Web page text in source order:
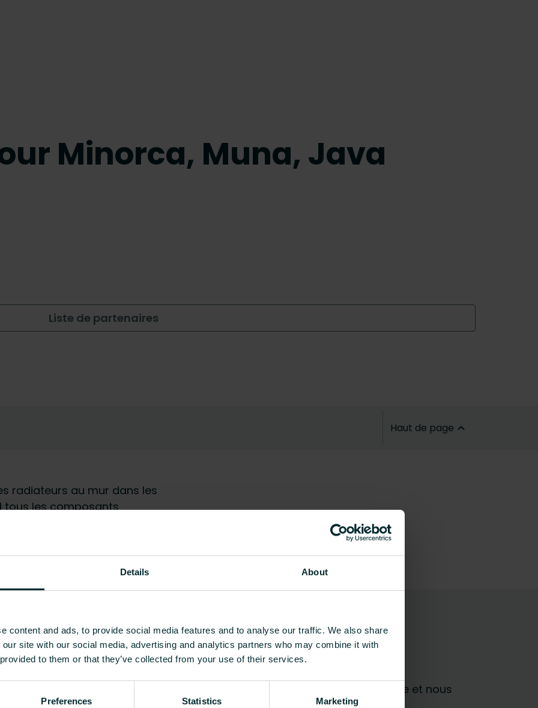
Details About
content and ads, to provide social media features and to analyse our traffic. We also share
site with our social media, advertising and analytics partners who may combine it with
to them or that they’ve collected from your use of their services.
Preferences Statistics Marketing
Minorca, Muna, Java
Liste de partenaires
Haut de page
radiateurs au mur dans les
tous les composants
que le radiateur reste
fournies et suivez les
optimaux. Son design
parfait
Poids [kg] CO2/Kg équivalent par kg de matériau
RAL 9016 - -
aider ?
bureau d’études, distributeur ou utilisateur final, choisissez une catégorie et nous